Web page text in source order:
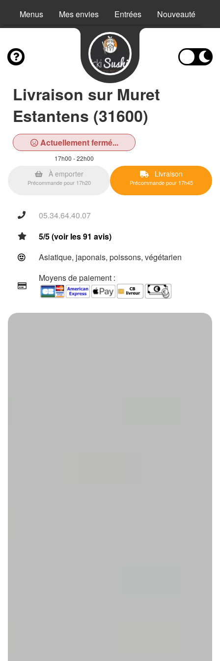
Menus Mes envies Entrées Nouveauté
Livraison sur Muret
Estantens (31600)
Actuellement fermé...
17h00 - 22h00
À emporter
Précommande pour 17h20
Livraison
Précommande pour 17h45
05.34.64.40.07
5/5 (voir les 91 avis)
Asiatique, japonais, poissons, végétarien
Moyens de paiement :